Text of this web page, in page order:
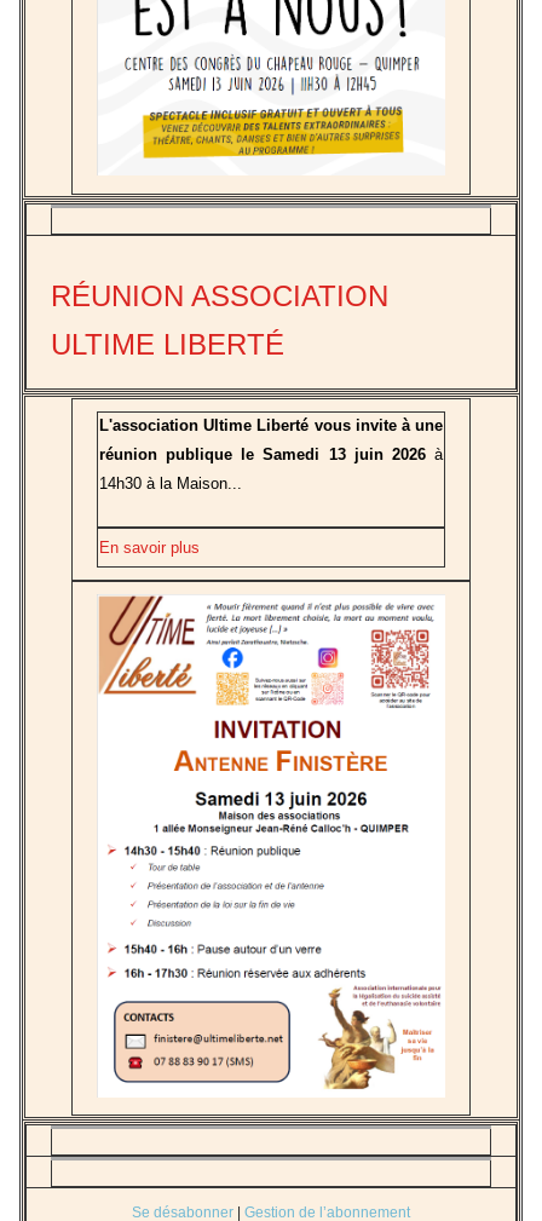
RÉUNION ASSOCIATION
ULTIME LIBERTÉ
L'association Ultime Liberté vous invite à une
réunion publique le Samedi 13 juin 2026 à
14h30 à la Maison...
En savoir plus
Se désabonner
Gestion de l’abonnement